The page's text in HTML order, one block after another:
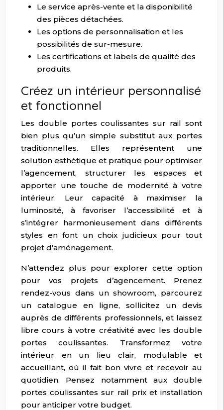
Le service après-vente et la disponibilité
des pièces détachées.
Les options de personnalisation et les
possibilités de sur-mesure.
Les certifications et labels de qualité des
produits.
Créez un intérieur personnalisé
et fonctionnel
Les double portes coulissantes sur rail sont
bien plus qu’un simple substitut aux portes
traditionnelles. Elles représentent une
solution esthétique et pratique pour optimiser
l’agencement, structurer les espaces et
apporter une touche de modernité à votre
intérieur. Leur capacité à maximiser la
luminosité, à favoriser l’accessibilité et à
s’intégrer harmonieusement dans différents
styles en font un choix judicieux pour tout
projet d’aménagement.
N’attendez plus pour explorer cette option
pour vos projets d’agencement. Prenez
rendez-vous dans un showroom, parcourez
un catalogue en ligne, sollicitez un devis
auprès de différents professionnels, et laissez
libre cours à votre créativité avec les double
portes coulissantes. Transformez votre
intérieur en un lieu clair, modulable et
accueillant, où il fait bon vivre et recevoir au
quotidien. Pensez notamment aux double
portes coulissantes sur rail prix et installation
pour anticiper votre budget.